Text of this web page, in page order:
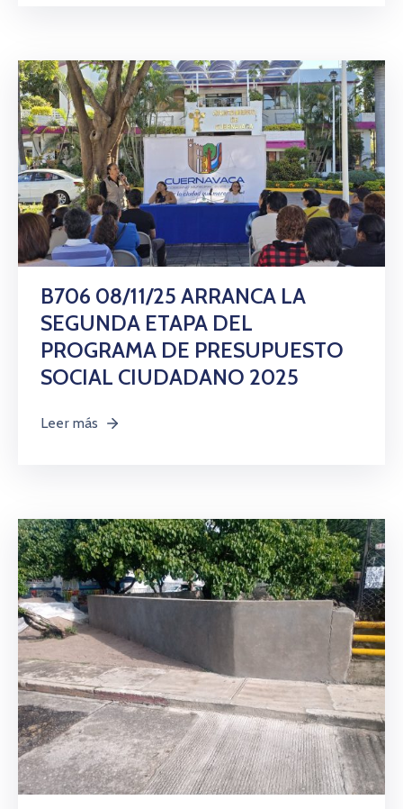
B706 08/11/25 ARRANCA LA
SEGUNDA ETAPA DEL
PROGRAMA DE PRESUPUESTO
SOCIAL CIUDADANO 2025
Leer más